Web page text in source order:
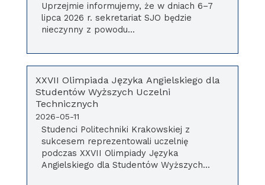
Uprzejmie informujemy, że w dniach 6–7
lipca 2026 r. sekretariat SJO będzie
nieczynny z powodu...
XXVII Olimpiada Języka Angielskiego dla
Studentów Wyższych Uczelni
Technicznych
2026-05-11
Studenci Politechniki Krakowskiej z
sukcesem reprezentowali uczelnię
podczas XXVII Olimpiady Języka
Angielskiego dla Studentów Wyższych...